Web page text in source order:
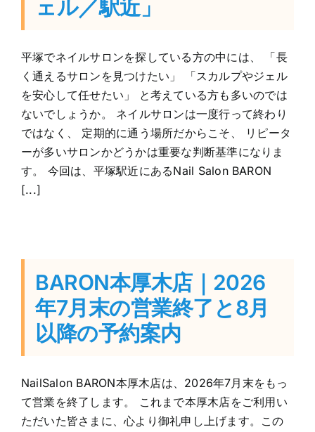
ェル／駅近」
平塚でネイルサロンを探している方の中には、 「長
く通えるサロンを見つけたい」 「スカルプやジェル
を安心して任せたい」 と考えている方も多いのでは
ないでしょうか。 ネイルサロンは一度行って終わり
ではなく、 定期的に通う場所だからこそ、 リピータ
ーが多いサロンかどうかは重要な判断基準になりま
す。 今回は、平塚駅近にあるNail Salon BARON
[...]
BARON本厚木店｜2026
年7月末の営業終了と8月
以降の予約案内
NailSalon BARON本厚木店は、2026年7月末をもっ
て営業を終了します。 これまで本厚木店をご利用い
ただいた皆さまに、心より御礼申し上げます。この